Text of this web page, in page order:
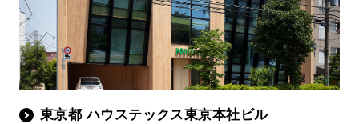
東京都 ハウステックス東京本社ビル